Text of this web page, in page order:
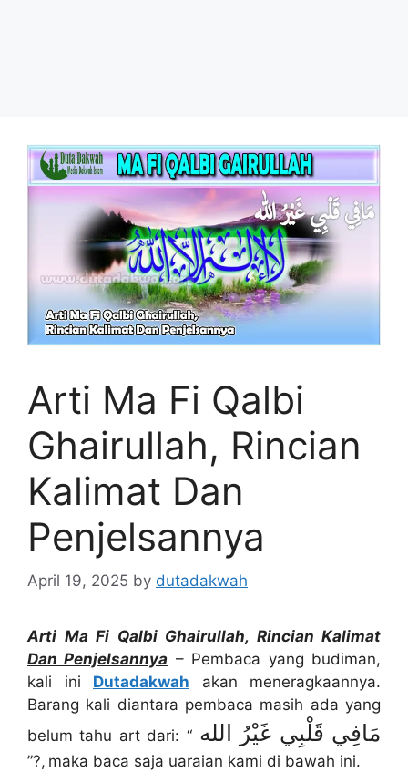
Arti Ma Fi Qalbi
Ghairullah, Rincian
Kalimat Dan
Penjelsannya
April 19, 2025 by dutadakwah
Arti Ma Fi Qalbi Ghairullah, Rincian Kalimat
Dan Penjelsannya – Pembaca yang budiman,
kali ini Dutadakwah akan meneragkaannya.
Barang kali diantara pembaca masih ada yang
belum tahu art dari: “ مَافِي قَلْبِي غَيْرُ الله
”?, maka baca saja uaraian kami di bawah ini.